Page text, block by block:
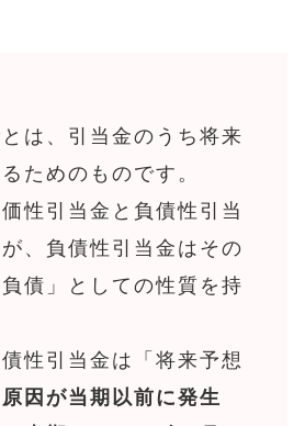
とは、引当金のうち将来
ためのものです。
性引当金と負債性引当
、負債性引当金はその
債」としての性質を持
性引当金は「将来予想
原因が当期以前に発生